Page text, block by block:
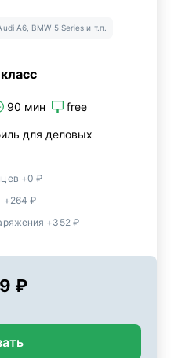
A6, BMW 5 Series и т.п.
90 мин free
для деловых
+0 ₽
+264 ₽
+352 ₽
₽